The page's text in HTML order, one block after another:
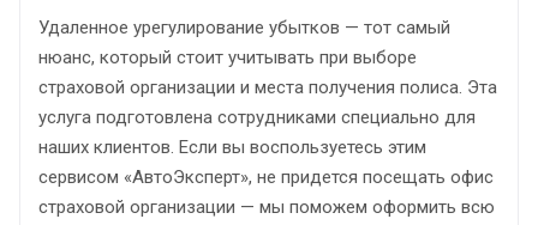
Удаленное урегулирование убытков — тот самый
нюанс, который стоит учитывать при выборе
страховой организации и места получения полиса. Эта
услуга подготовлена сотрудниками специально для
наших клиентов. Если вы воспользуетесь этим
сервисом «АвтоЭксперт», не придется посещать офис
страховой организации — мы поможем оформить всю